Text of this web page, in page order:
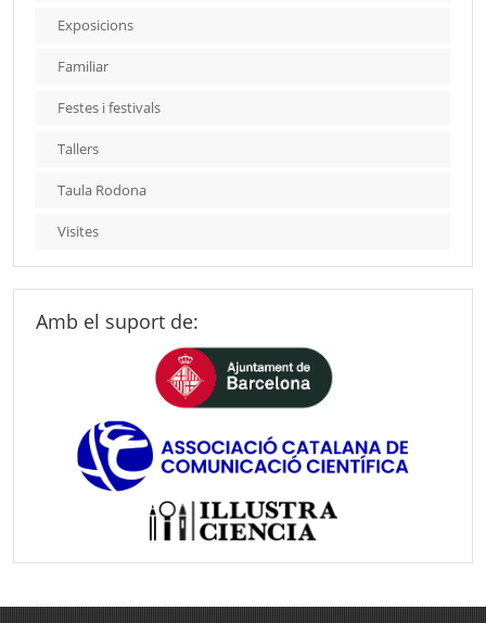
Exposicions
Familiar
Festes i festivals
Tallers
Taula Rodona
Visites
Amb el suport de: